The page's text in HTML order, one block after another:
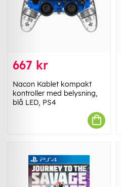
667 kr
Nacon Kablet kompakt
kontroller med belysning,
blå LED, PS4